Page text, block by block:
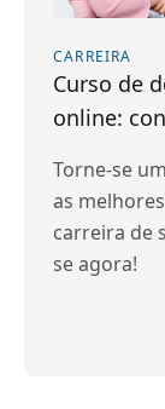
CARREIRA
Curso de
online:
Torne-se
as
carreira de
se agora!